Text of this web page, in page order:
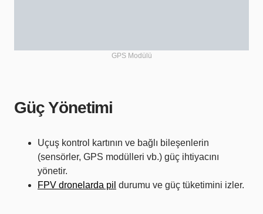
GPS Modülü
Güç Yönetimi
Uçuş kontrol kartının ve bağlı bileşenlerin
(sensörler, GPS modülleri vb.) güç ihtiyacını
yönetir.
FPV dronelarda pil durumu ve güç tüketimini izler.